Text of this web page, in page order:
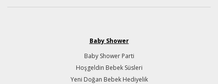
Baby Shower
Baby Shower Parti
Hoşgeldin Bebek Süsleri
Yeni Doğan Bebek Hediyelik